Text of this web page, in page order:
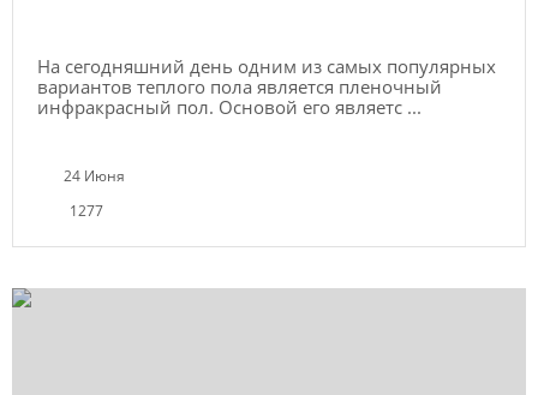
На сегодняшний день одним из самых популярных
вариантов теплого пола является пленочный
инфракрасный пол. Основой его являетс ...
24 Июня
1277